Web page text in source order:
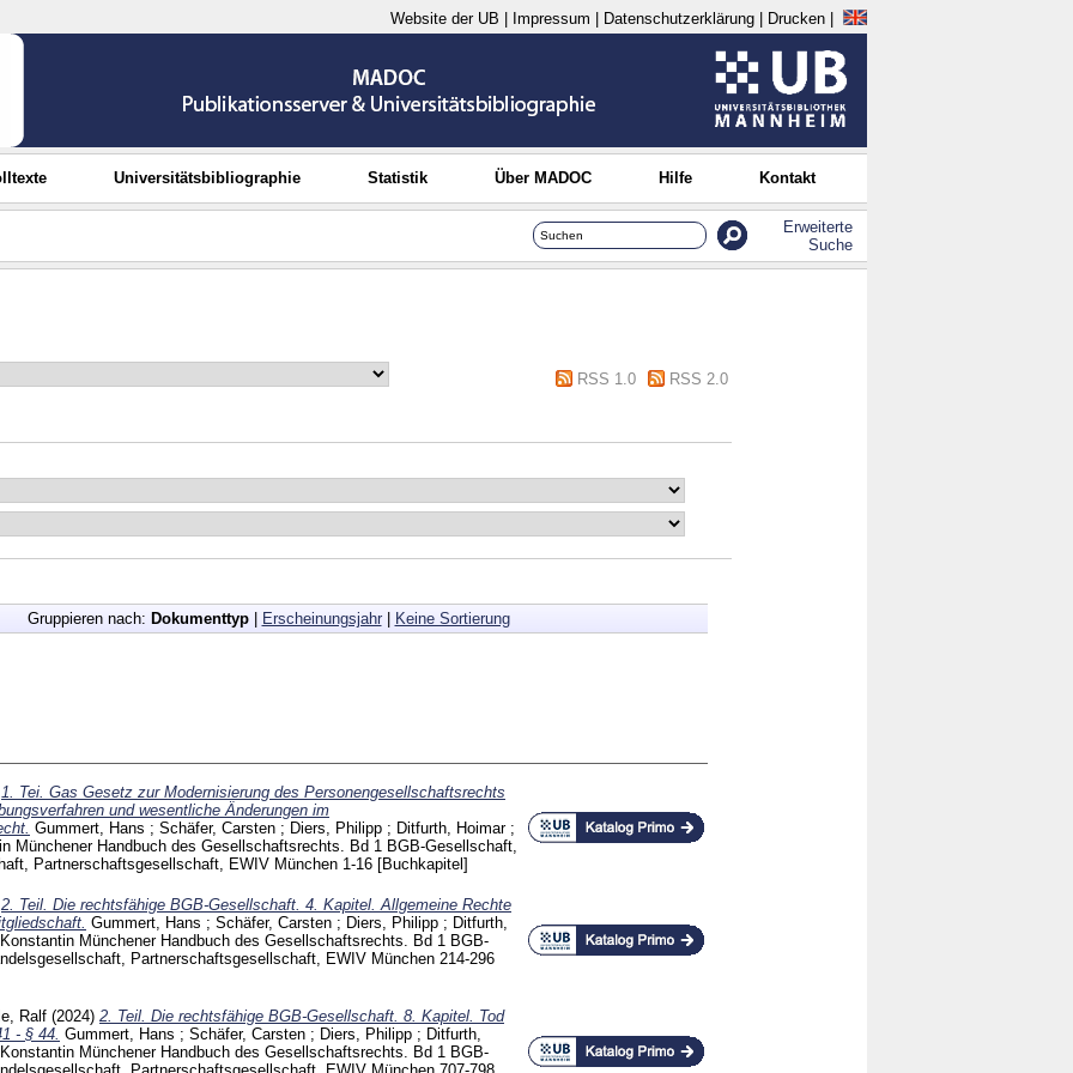
Website der UB Impressum Datenschutzerklärung Drucken
Universitätsbibliographie Statistik Über MADOC Hilfe Kontakt
Erweiterte
Suche
RSS 1.0 RSS 2.0
Gruppieren nach: Dokumenttyp| Erscheinungsjahr| Keine Sortierung
1. Tei. Gas Gesetz zur Modernisierung des Personengesellschaftsrechts
und wesentliche Änderungen im
Gummert, Hans ; Schäfer, Carsten ; Diers, Philipp ; Ditfurth, Hoimar;
Münchener Handbuch des Gesellschaftsrechts. Bd 1 BGB-Gesellschaft,
Partnerschaftsgesellschaft, EWIV München 1-16 [Buchkapitel]
2. Teil. Die rechtsfähige BGB-Gesellschaft. 4. Kapitel. Allgemeine Rechte
Gummert, Hans ; Schäfer, Carsten ; Diers, Philipp ; Ditfurth,
Münchener Handbuch des Gesellschaftsrechts. Bd 1 BGB-
Partnerschaftsgesellschaft, EWIV München 214-296
Ralf (2024) 2. Teil. Die rechtsfähige BGB-Gesellschaft. 8. Kapitel. Tod
- § 44. Gummert, Hans ; Schäfer, Carsten ; Diers, Philipp ; Ditfurth,
Münchener Handbuch des Gesellschaftsrechts. Bd 1 BGB-